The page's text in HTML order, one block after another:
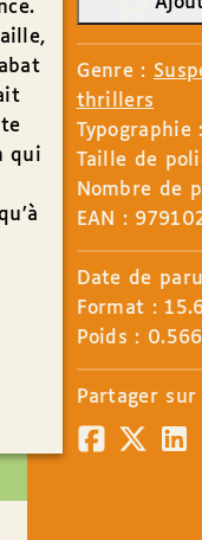
qui
Genre :
thrillers
Typographie :
Taille de
Nombre de
EAN :
Date de
Format :
Poids :
Partager sur